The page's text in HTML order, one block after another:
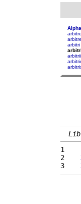
arbitri
arbitrii
1
2
3